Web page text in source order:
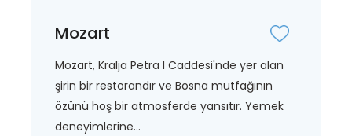
Mozart
Mozart, Kralja Petra I Caddesi'nde yer alan
şirin bir restorandır ve Bosna mutfağının
özünü hoş bir atmosferde yansıtır. Yemek
deneyimlerine...